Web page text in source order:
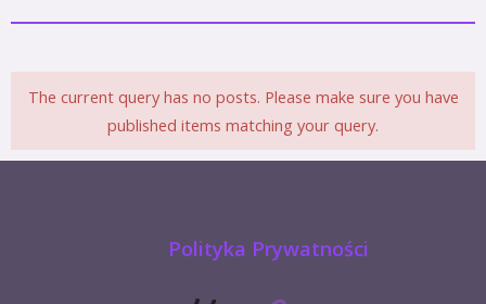
The current query has no posts. Please make sure you have
published items matching your query.
Polityka Prywatności